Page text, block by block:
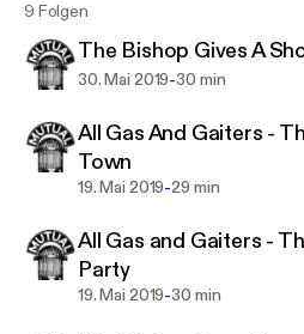
9 Folgen
The Bishop Gives A
30. Mai 2019-30 min
All Gas And Gaiters -
Town
19. Mai 2019-29 min
All Gas and Gaiters -
Party
19. Mai 2019-30 min